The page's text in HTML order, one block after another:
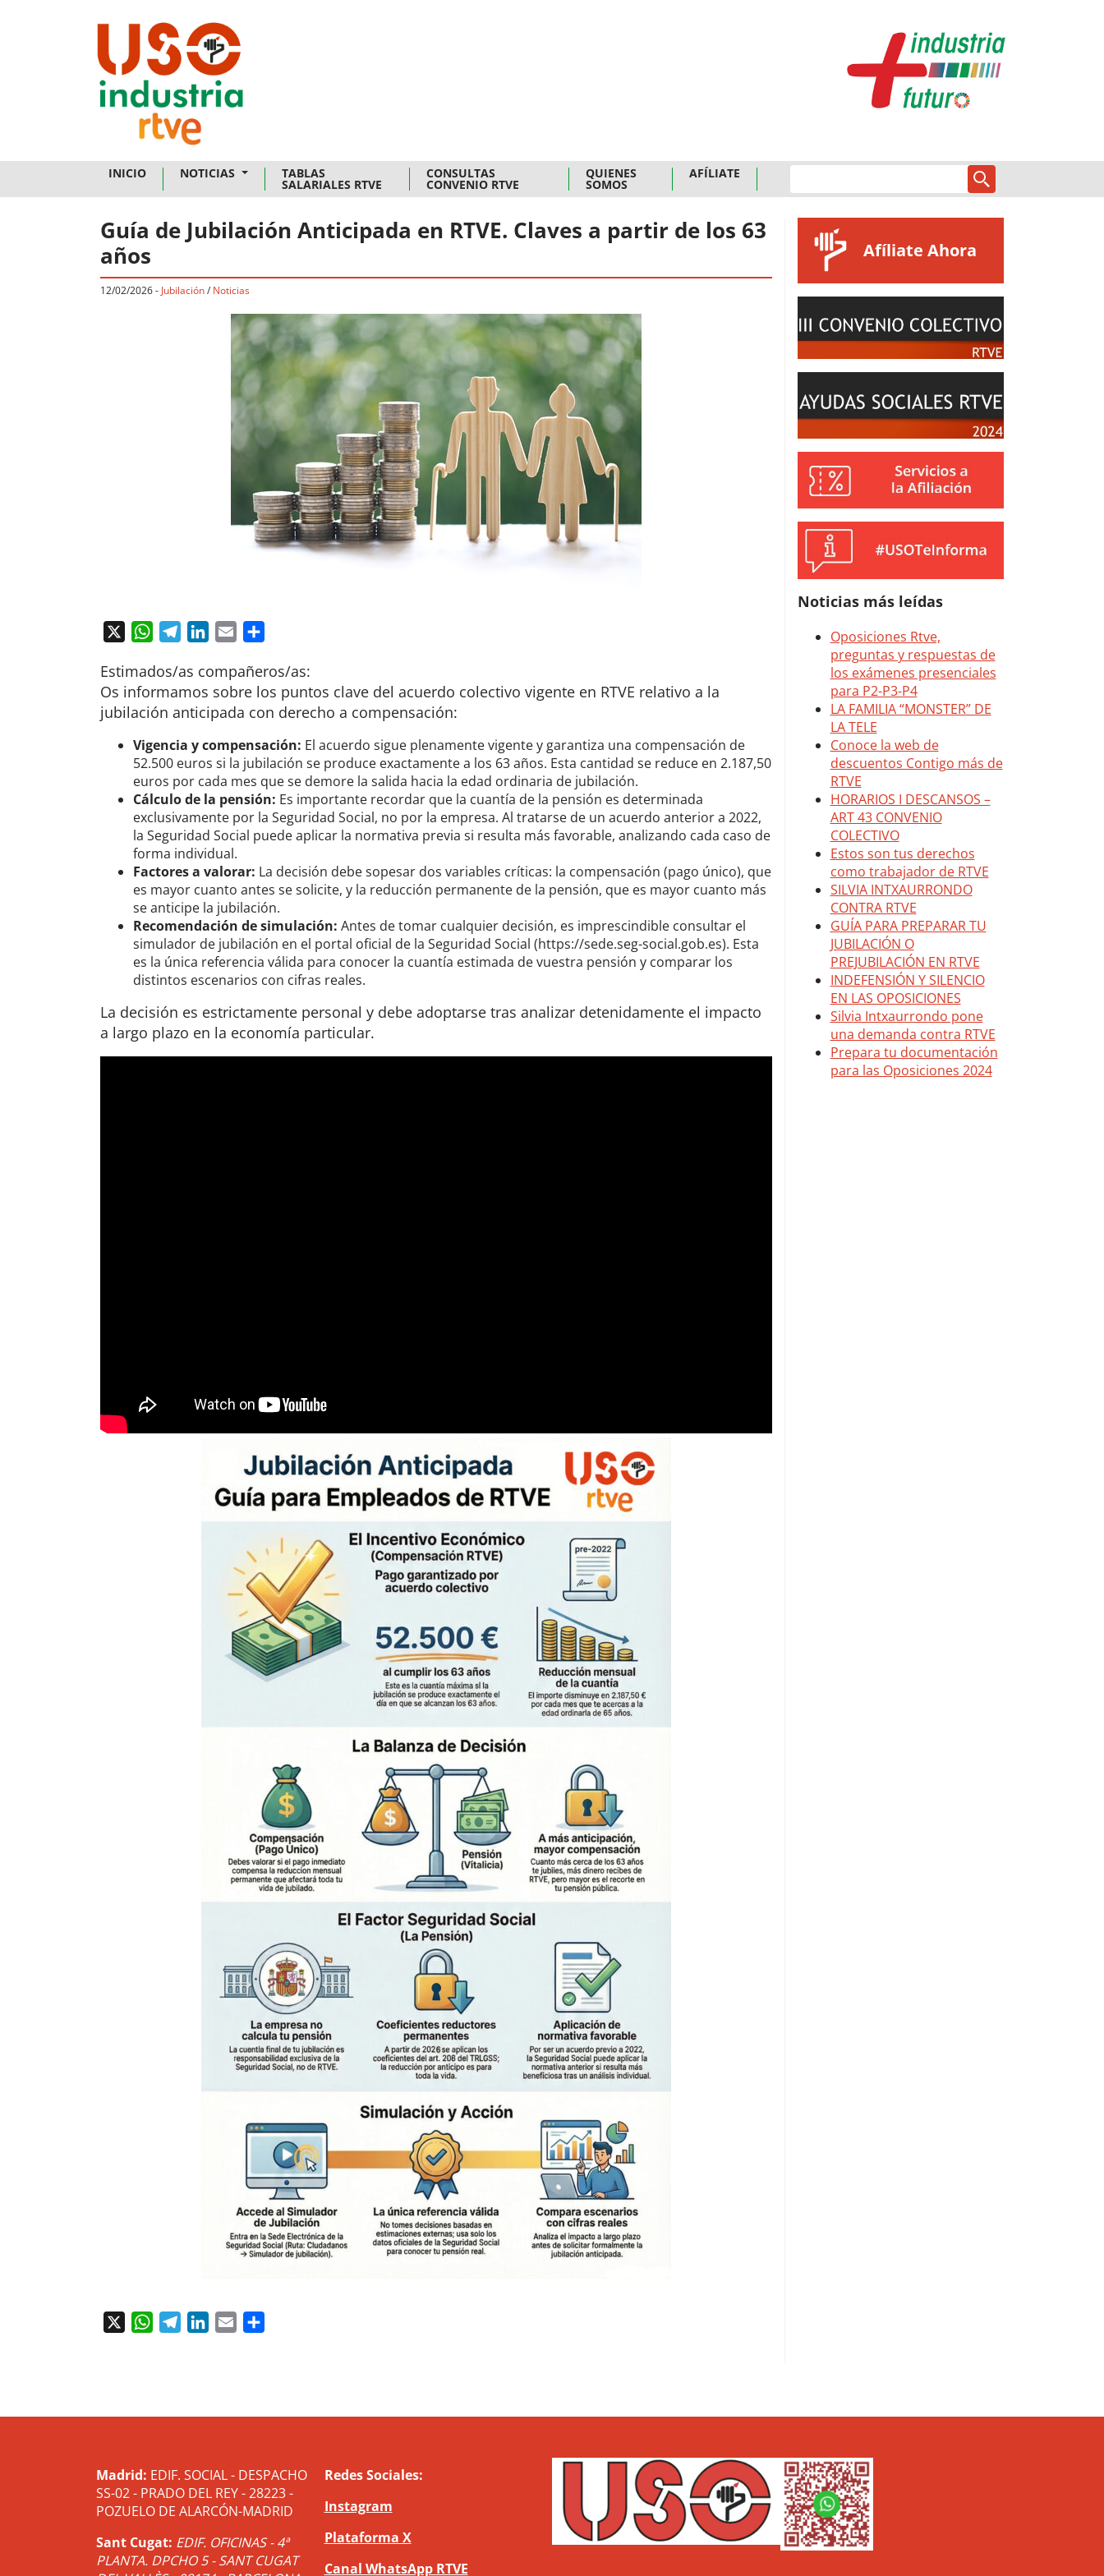
INICIO NOTICIAS TABLAS
SALARIALES RTVE
CONSULTAS
CONVENIO RTVE
QUIENES
SOMOS
AFÍLIATE
Guía de Jubilación Anticipada en RTVE. Claves a partir de los 63
años
12/02/2026- Jubilación/ Noticias
WhatsAppTelegramLinkedIn
Email
Estimados/as compañeros/as:
Os informamos sobre los puntos clave del acuerdo colectivo vigente en RTVE relativo a la
jubilación anticipada con derecho a compensación:
Vigencia y compensación: El acuerdo sigue plenamente vigente y garantiza una compensación de
52.500 euros si la jubilación se produce exactamente a los 63 años. Esta cantidad se reduce en 2.187,50
euros por cada mes que se demore la salida hacia la edad ordinaria de jubilación.
Cálculo de la pensión: Es importante recordar que la cuantía de la pensión es determinada
exclusivamente por la Seguridad Social, no por la empresa. Al tratarse de un acuerdo anterior a 2022,
la Seguridad Social puede aplicar la normativa previa si resulta más favorable, analizando cada caso de
forma individual.
Factores a valorar: La decisión debe sopesar dos variables críticas: la compensación (pago único), que
es mayor cuanto antes se solicite, y la reducción permanente de la pensión, que es mayor cuanto más
se anticipe la jubilación.
Recomendación de simulación: Antes de tomar cualquier decisión, es imprescindible consultar el
simulador de jubilación en el portal oficial de la Seguridad Social (https://sede.seg-social.gob.es). Esta
es la única referencia válida para conocer la cuantía estimada de vuestra pensión y comparar los
distintos escenarios con cifras reales.
La decisión es estrictamente personal y debe adoptarse tras analizar detenidamente el impacto
a largo plazo en la economía particular.
WhatsAppTelegramLinkedIn
Email
Afíliate Ahora
Noticias más leídas
Madrid: EDIF. SOCIAL - DESPACHO
SS-02 - PRADO DEL REY - 28223 -
POZUELO DE ALARCÓN-MADRID
Sant Cugat: EDIF. OFICINAS - 4ª
PLANTA. DPCHO 5 - SANT CUGAT
Redes Sociales:
Instagram
Plataforma X
Canal WhatsApp RTVE